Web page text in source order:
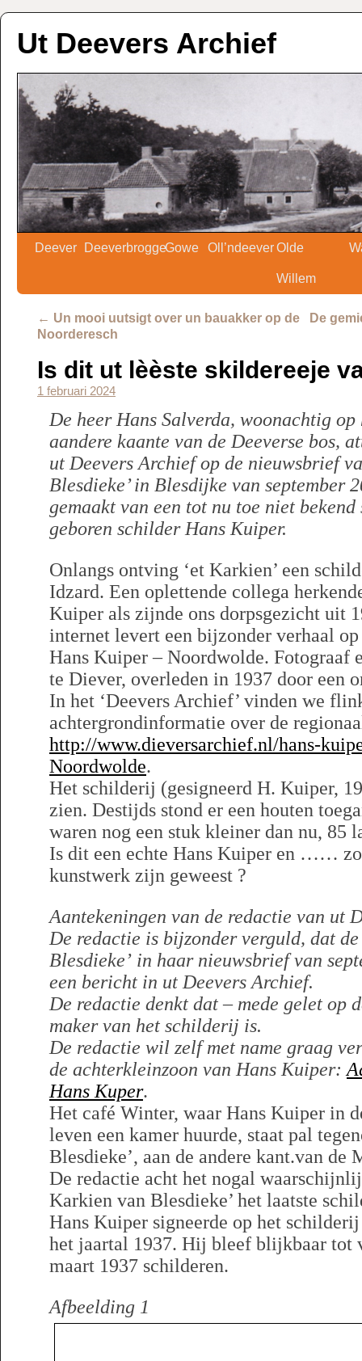
Ut Deevers Archief
Deever DeeverbroggeGowe Oll’ndeeverOlde
Willem
← Un mooi uutsigt over un bauakker op de
Noorderesch
De
Is dit ut lèèste skildereeje
1 februari 2024
De heer Hans Salverda, woonachtig
aandere kaante van de Deeverse bos,
ut Deevers Archief op de nieuwsbrief
Blesdieke’ in Blesdijke van september
gemaakt van een tot nu toe niet
geboren schilder Hans Kuiper.
Onlangs ontving ‘et Karkien’ een
Idzard. Een oplettende collega
Kuiper als zijnde ons dorpsgezicht uit
internet levert een bijzonder verhaal
Hans Kuiper – Noordwolde. Fotograaf
te Diever, overleden in 1937 door een
In het ‘Deevers Archief’ vinden we
achtergrondinformatie over de
http://www.dieversarchief.nl/hans-
Noordwolde.
Het schilderij (gesigneerd H. Kuiper,
zien. Destijds stond er een houten
waren nog een stuk kleiner dan nu, 85
Is dit een echte Hans Kuiper en ……
kunstwerk zijn geweest ?
Aantekeningen van de redactie van ut
De redactie is bijzonder verguld, dat
Blesdieke’ in haar nieuwsbrief van
een bericht in ut Deevers Archief.
De redactie denkt dat – mede gelet op
maker van het schilderij is.
De redactie wil zelf met name graag
de achterkleinzoon van Hans Kuiper:
Hans Kuper.
Het café Winter, waar Hans Kuiper in
leven een kamer huurde, staat pal
Blesdieke’, aan de andere kant.van de
De redactie acht het nogal
Karkien van Blesdieke’ het laatste
Hans Kuiper signeerde op het
het jaartal 1937. Hij bleef blijkbaar
maart 1937 schilderen.
Afbeelding 1